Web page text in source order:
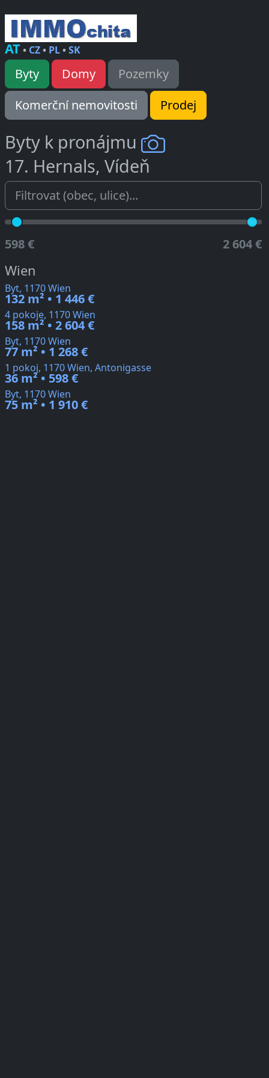
AT• CZ• PL•SK
Byty Domy
Pozemky
Komerční nemovitosti
Prodej
Byty k pronájmu
17. Hernals, Vídeň
598 € 2 604 €
Wien
Byt, 1170 Wien
132 m² • 1 446 €
4 pokoje, 1170 Wien
158 m² • 2 604 €
Byt, 1170 Wien
77 m² • 1 268 €
1 pokoj, 1170 Wien, Antonigasse
36 m² • 598 €
Byt, 1170 Wien
75 m² • 1 910 €